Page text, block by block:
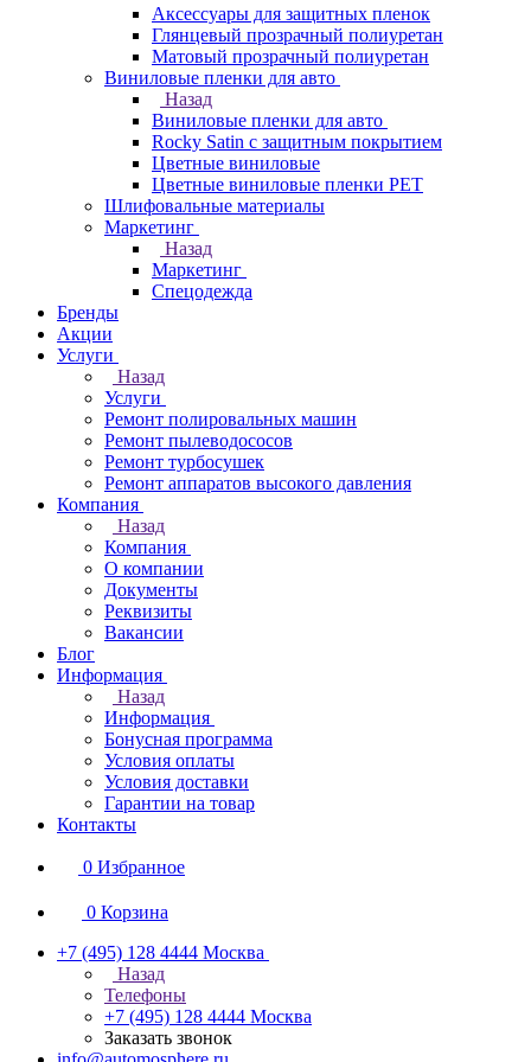
Аксессуары для защитных пленок
Глянцевый прозрачный полиуретан
Матовый прозрачный полиуретан
Виниловые пленки для авто
Назад
Виниловые пленки для авто
Rocky Satin с защитным покрытием
Цветные виниловые
Цветные виниловые пленки PET
Шлифовальные материалы
Маркетинг
Назад
Маркетинг
Спецодежда
Бренды
Акции
Услуги
Назад
Услуги
Ремонт полировальных машин
Ремонт пылеводососов
Ремонт турбосушек
Ремонт аппаратов высокого давления
Компания
Назад
Компания
О компании
Документы
Реквизиты
Вакансии
Блог
Информация
Назад
Информация
Бонусная программа
Условия оплаты
Условия доставки
Гарантии на товар
Контакты
0 Избранное
0 Корзина
+7 (495) 128 4444 Москва
Назад
Телефоны
+7 (495) 128 4444 Москва
Заказать звонок